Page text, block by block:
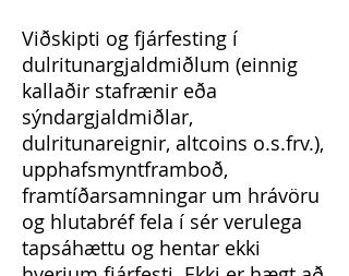
Viðskipti og fjárfesting í
dulritunargjaldmiðlum (einnig
kallaðir stafrænir eða
sýndargjaldmiðlar,
dulritunareignir, altcoins o.s.frv.),
upphafsmyntframboð,
framtíðarsamningar um hrávöru
og hlutabréf fela í sér verulega
tapsáhættu og hentar ekki